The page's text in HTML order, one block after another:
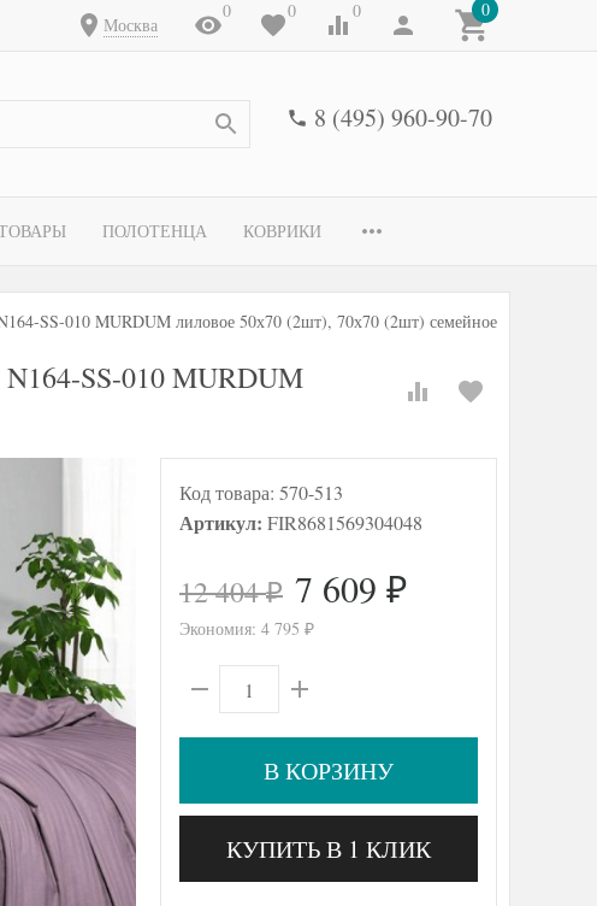
Москва
0 0 0 0
8 (495) 960-90-70
ПОЛОТЕНЦА КОВРИКИ
SS-010 MURDUM лиловое 50х70 (2шт), 70х70 (2шт) семейное
N164-SS-010 MURDUM
Код товара: 570-513
Артикул: FIR8681569304048
12 404₽ 7 609 ₽
Экономия: 4 795 ₽
В КОРЗИНУ
КУПИТЬ В 1 КЛИК